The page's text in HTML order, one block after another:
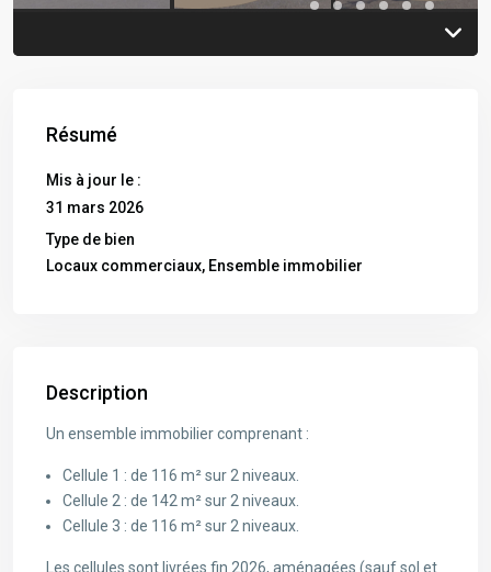
Résumé
Mis à jour le :
31 mars 2026
Type de bien
Locaux commerciaux, Ensemble immobilier
Description
Un ensemble immobilier comprenant :
Cellule 1 : de 116 m² sur 2 niveaux.
Cellule 2 : de 142 m² sur 2 niveaux.
Cellule 3 : de 116 m² sur 2 niveaux.
Les cellules sont livrées fin 2026, aménagées (sauf sol et